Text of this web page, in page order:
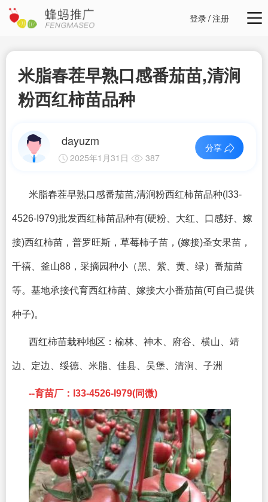
登录/注册
米脂春茬早熟口感番茄苗,清涧
粉西红柿苗品种
dayuzm
2025年1月31日 387
分享
米脂春茬早熟口感番茄苗,清涧粉西红柿苗品种(I33-
4526-I979)批发西红柿苗品种有(硬粉、大红、口感好、嫁
接)西红柿苗，普罗旺斯，草莓柿子苗，(嫁接)圣女果苗，
千禧、釜山88，采摘园种小（黑、紫、黄、绿）番茄苗
等。基地承接代育西红柿苗、嫁接大小番茄苗(可自己提供
种子)。
西红柿苗栽种地区： 榆林、神木、府谷、横山、靖
边、定边、绥德、米脂、佳县、吴堡、清涧、子洲
--育苗厂：I33-4526-I979(同微)